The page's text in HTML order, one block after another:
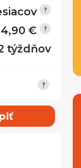
€
týždňov